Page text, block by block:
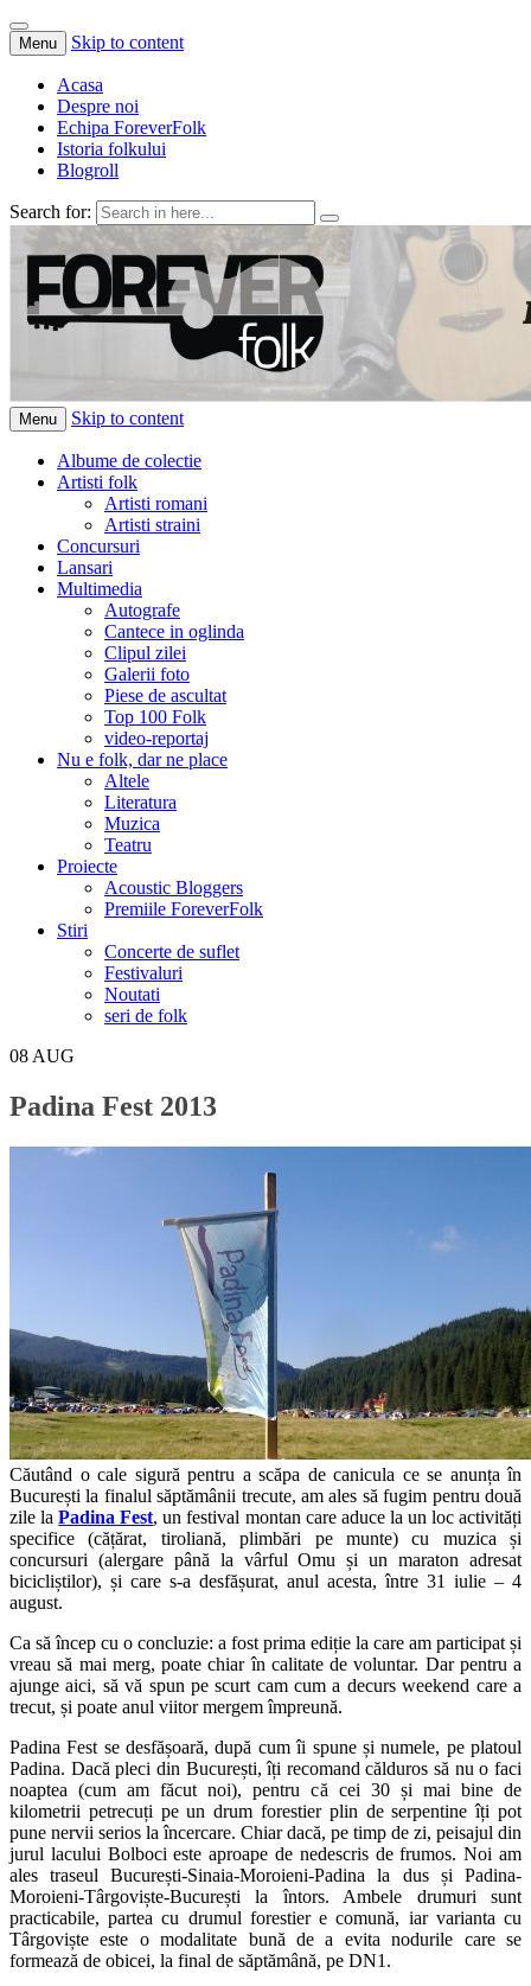
Menu Skip to content
Acasa
Despre noi
Echipa ForeverFolk
Istoria folkului
Blogroll
Search for:
ForeverFolk
Muzica sufletului tau
Menu Skip to content
Albume de colectie
Artisti folk
Artisti romani
Artisti straini
Concursuri
Lansari
Multimedia
Autografe
Cantece in oglinda
Clipul zilei
Galerii foto
Piese de ascultat
Top 100 Folk
video-reportaj
Nu e folk, dar ne place
Altele
Literatura
Muzica
Teatru
Proiecte
Acoustic Bloggers
Premiile ForeverFolk
Stiri
Concerte de suflet
Festivaluri
Noutati
seri de folk
08 AUG
Padina Fest 2013
Căutând o cale sigură pentru a scăpa de canicula ce se anunța în
București la finalul săptămânii trecute, am ales să fugim pentru două
zile laPadina Fest, un festival montan care aduce la un loc activități
specifice (cățărat, tiroliană, plimbări pe munte) cu muzica și
concursuri (alergare până la vârful Omu și un maraton adresat
bicicliștilor), și care s-a desfășurat, anul acesta, între 31 iulie – 4
august.
Ca să încep cu o concluzie: a fost prima ediție la care am participat și
vreau să mai merg, poate chiar în calitate de voluntar. Dar pentru a
ajunge aici, să vă spun pe scurt cam cum a decurs weekend care a
trecut, și poate anul viitor mergem împreună.
Padina Fest se desfășoară, după cum îi spune și numele, pe platoul
Padina. Dacă pleci din București, îți recomand călduros să nu o faci
noaptea (cum am făcut noi), pentru că cei 30 și mai bine de
kilometrii petrecuți pe un drum forestier plin de serpentine îți pot
pune nervii serios la încercare. Chiar dacă, pe timp de zi, peisajul din
jurul lacului Bolboci este aproape de nedescris de frumos. Noi am
ales traseul București-Sinaia-Moroieni-Padina la dus și Padina-
Moroieni-Târgoviște-București la întors. Ambele drumuri sunt
practicabile, partea cu drumul forestier e comună, iar varianta cu
Târgoviște este o modalitate bună de a evita nodurile care se
formează de obicei, la final de săptămână, pe DN1.